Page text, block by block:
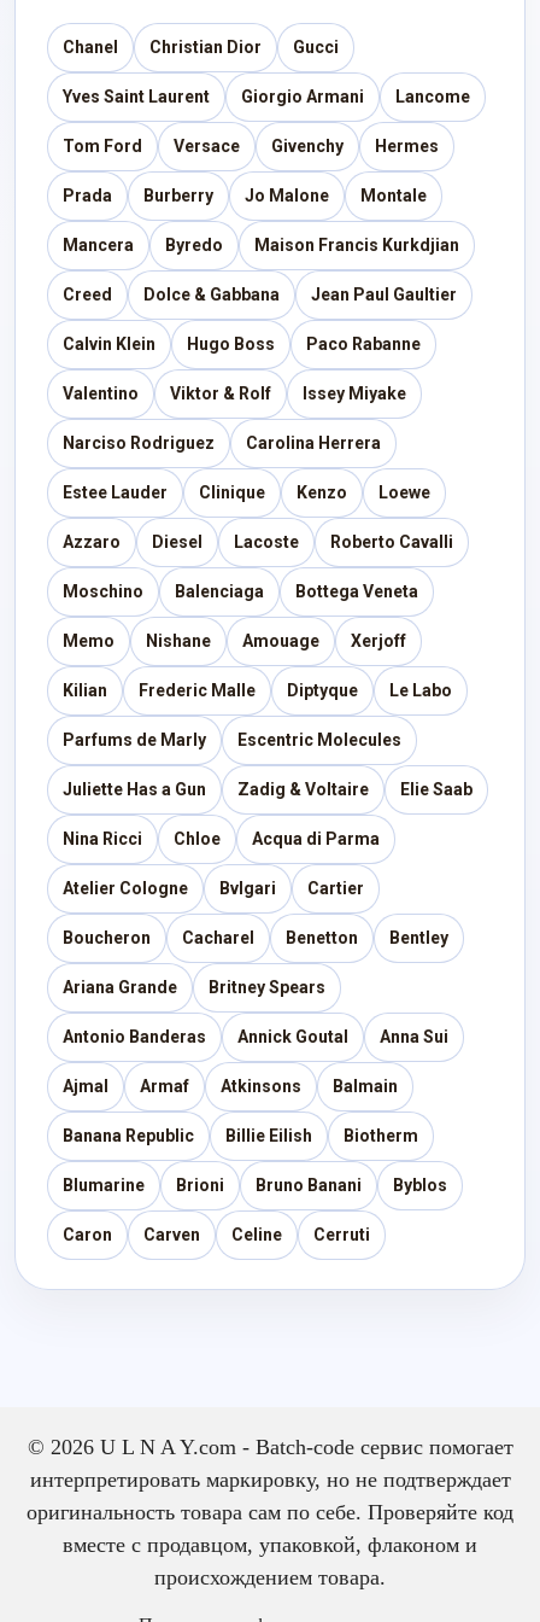
Chanel Christian Dior Gucci
Yves Saint Laurent Giorgio Armani Lancome
Tom Ford Versace Givenchy Hermes
Prada Burberry Jo Malone Montale
Mancera Byredo Maison Francis Kurkdjian
Creed Dolce & Gabbana Jean Paul Gaultier
Calvin Klein Hugo Boss Paco Rabanne
Valentino Viktor & Rolf Issey Miyake
Narciso Rodriguez Carolina Herrera
Estee Lauder Clinique Kenzo Loewe
Azzaro Diesel Lacoste Roberto Cavalli
Moschino Balenciaga Bottega Veneta
Memo Nishane Amouage Xerjoff
Kilian Frederic Malle Diptyque Le Labo
Parfums de Marly Escentric Molecules
Juliette Has a Gun Zadig & Voltaire Elie Saab
Nina Ricci Chloe Acqua di Parma
Atelier Cologne Bvlgari Cartier
Boucheron Cacharel Benetton Bentley
Ariana Grande Britney Spears
Antonio Banderas Annick Goutal Anna Sui
Ajmal Armaf Atkinsons Balmain
Banana Republic Billie Eilish Biotherm
Blumarine Brioni Bruno Banani Byblos
Caron Carven Celine Cerruti
© 2026 U L N A Y.com - Batch-code сервис помогает
интерпретировать маркировку, но не подтверждает
оригинальность товара сам по себе. Проверяйте код
вместе с продавцом, упаковкой, флаконом и
происхождением товара.